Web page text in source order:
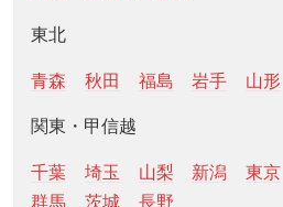
東北
青森 秋田 福島 岩手 山形
関東・甲信越
千葉 埼玉 山梨 新潟 東京
群馬
茨城 長野